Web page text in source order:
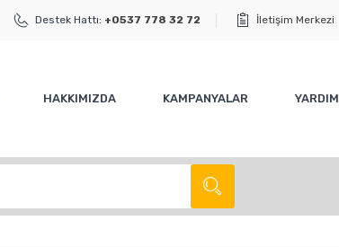
Destek Hattı: +0537 778 32 72 İletişim Merkezi
HAKKIMIZDA KAMPANYALAR YARDIM